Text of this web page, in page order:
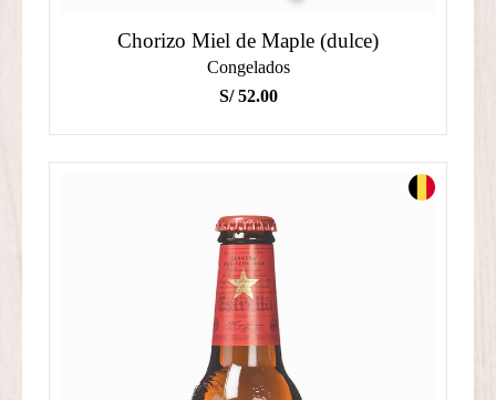
Chorizo Miel de Maple (dulce)
Congelados
S/52.00